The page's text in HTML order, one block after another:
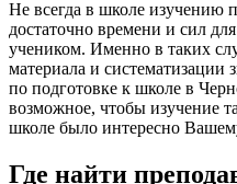
Не всегда в школе изучению
достаточно времени и сил
учеником. Именно в таких
материала и
по подготовке к школе в
возможное, чтобы изучение
школе было интересно
Где найти